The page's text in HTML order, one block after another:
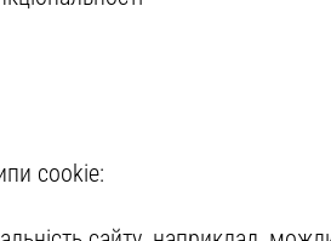
cookie: